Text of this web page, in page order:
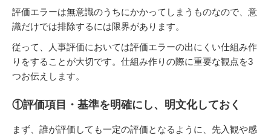
評価エラーは無意識のうちにかかってしまうものなので、意
識だけでは排除するには限界があります。
従って、人事評価においては評価エラーの出にくい仕組み作
りをすることが大切です。仕組み作りの際に重要な観点を3
つお伝えします。
①評価項目・基準を明確にし、明文化しておく
まず、誰が評価しても一定の評価となるように、先入観や感